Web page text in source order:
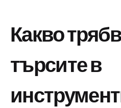
Какво
търсите в